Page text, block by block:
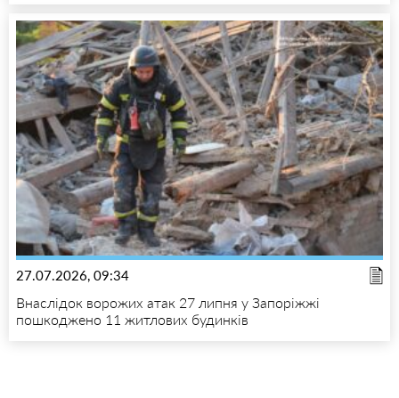
27.07.2026, 09:34
Внаслідок ворожих атак 27 липня у Запоріжжі
пошкоджено 11 житлових будинків